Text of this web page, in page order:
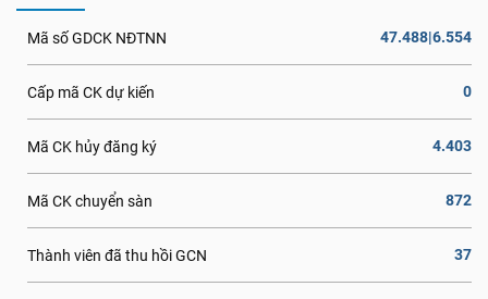
Mã số GDCK NĐTNN 47.488|6.554
Cấp mã CK dự kiến 0
Mã CK hủy đăng ký 4.403
Mã CK chuyển sàn 872
Thành viên đã thu hồi GCN 37